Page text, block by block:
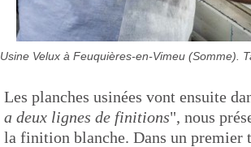
Usine Velux à Feuquières-en-Vimeu (Somme).
Les planches usinées vont ensuite
a deux lignes de finitions", nous
la finition blanche. Dans un premier